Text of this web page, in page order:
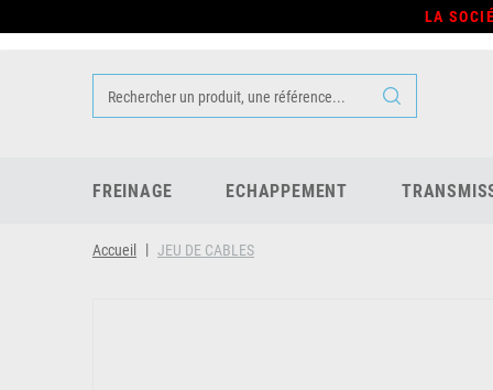
LA
FREINAGE ECHAPPEMENT
Accueil JEU DE CABLES